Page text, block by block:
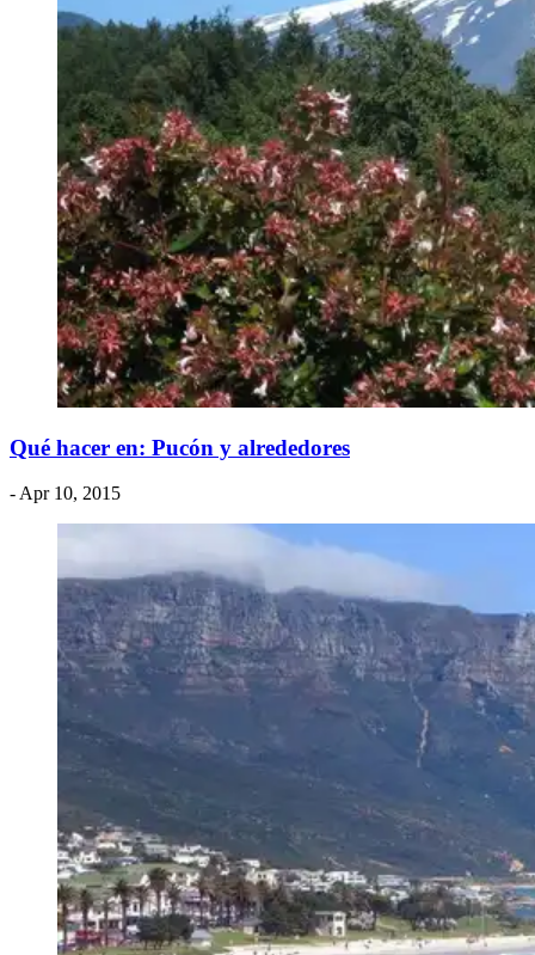
​Qué hacer en: Pucón y alrededores
- Apr 10, 2015